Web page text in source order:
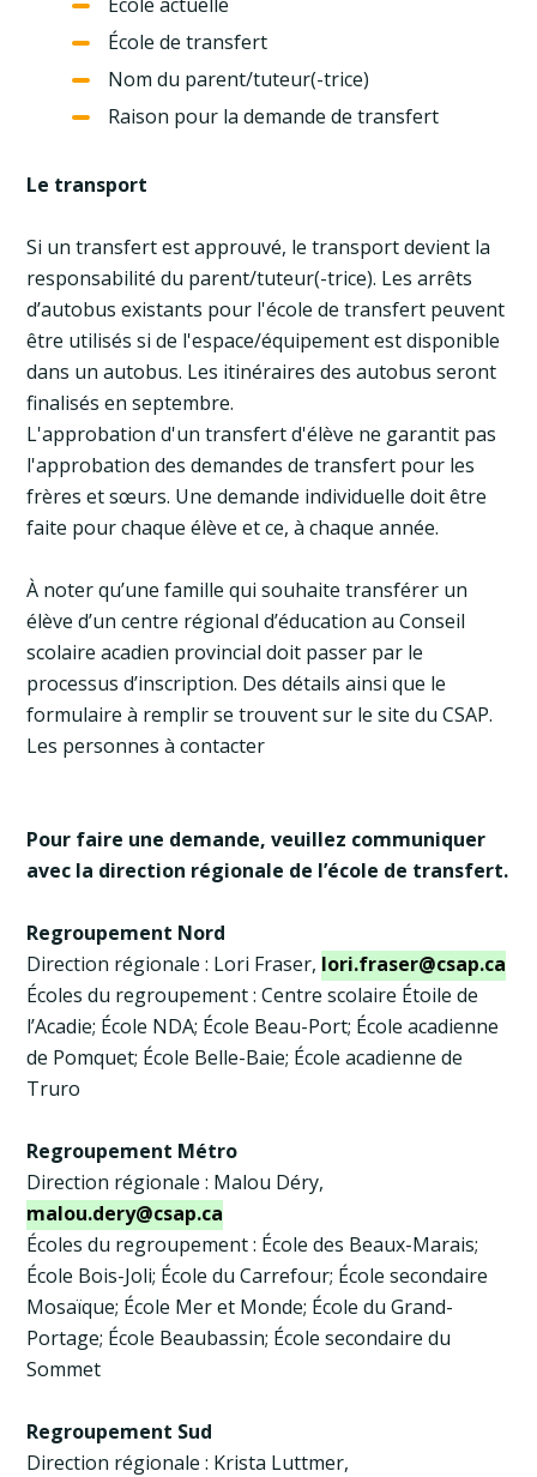
École de transfert
Nom du parent/tuteur(-trice)
Raison pour la demande de transfert
Le transport
Si un transfert est approuvé, le transport devient la
responsabilité du parent/tuteur(-trice). Les arrêts
d’autobus existants pour l'école de transfert peuvent
être utilisés si de l'espace/équipement est disponible
dans un autobus. Les itinéraires des autobus seront
finalisés en septembre.
L'approbation d'un transfert d'élève ne garantit pas
l'approbation des demandes de transfert pour les
frères et sœurs. Une demande individuelle doit être
faite pour chaque élève et ce, à chaque année.
À noter qu’une famille qui souhaite transférer un
élève d’un centre régional d’éducation au Conseil
scolaire acadien provincial doit passer par le
processus d’inscription. Des détails ainsi que le
formulaire à remplir se trouvent sur le site du CSAP.
Les personnes à contacter
Pour faire une demande, veuillez communiquer
avec la direction régionale de l’école de transfert.
Regroupement Nord
Direction régionale : Lori Fraser, lori.fraser@csap.ca
Écoles du regroupement : Centre scolaire Étoile de
l’Acadie; École NDA; École Beau-Port; École acadienne
de Pomquet; École Belle-Baie; École acadienne de
Truro
Regroupement Métro
Direction régionale : Malou Déry,
malou.dery@csap.ca
Écoles du regroupement : École des Beaux-Marais;
École Bois-Joli; École du Carrefour; École secondaire
Mosaïque; École Mer et Monde; École du Grand-
Portage; École Beaubassin; École secondaire du
Sommet
Regroupement Sud
Direction régionale : Krista Luttmer,